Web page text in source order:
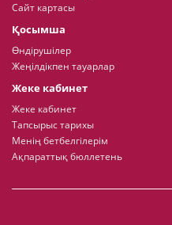
Сайт картасы
Қосымша
Өндірушілер
Жеңілдікпен тауарлар
Жеке кабинет
Жеке кабинет
Тапсырыс тарихы
Менің бетбелгілерім
Ақпараттық бюллетень